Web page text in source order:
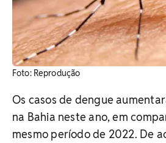
Foto: Reprodução
Os casos de dengue
na Bahia neste ano, em
mesmo período de 2022. De